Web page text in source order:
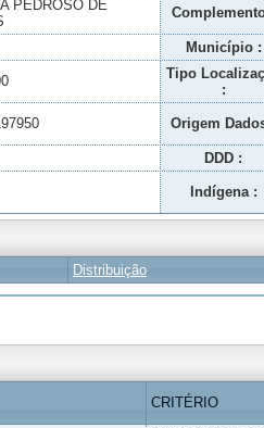
PEDROSO DE
Município :
Tipo
:
Origem
DDD :
Indígena :
Distribuição
CRITÉRIO